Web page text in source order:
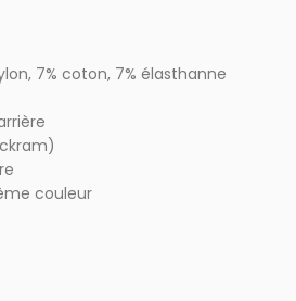
7% coton, 7% élasthanne
couleur